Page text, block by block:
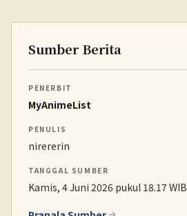
Sumber Berita
PENERBIT
MyAnimeList
PENULIS
nirererin
TANGGAL SUMBER
Kamis, 4 Juni 2026 pukul 18.17 WIB